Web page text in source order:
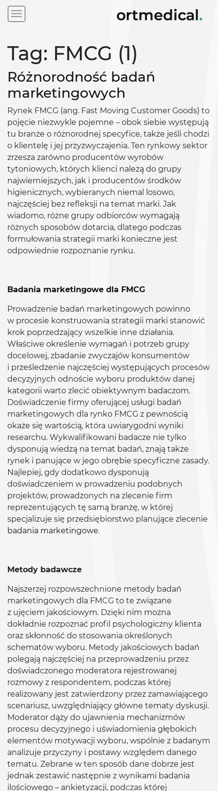
Tag: FMCG (1)
Różnorodność badań
marketingowych
Rynek FMCG (ang. Fast Moving Customer Goods) to
pojęcie niezwykle pojemne – obok siebie występują
tu branże o różnorodnej specyfice, także jeśli chodzi
o klientelę i jej przyzwyczajenia. Ten rynkowy sektor
zrzesza zarówno producentów wyrobów
tytoniowych, których klienci należą do grupy
najwierniejszych, jak i producentów środków
higienicznych, wybieranych niemal losowo,
najczęściej bez refleksji na temat marki. Jak
wiadomo, różne grupy odbiorców wymagają
różnych sposobów dotarcia, dlatego podczas
formułowania strategii marki konieczne jest
odpowiednie rozpoznanie rynku.
Badania marketingowe dla FMCG
Prowadzenie badań marketingowych powinno
w procesie konstruowania strategii marki stanowić
krok poprzedzający wszelkie inne działania.
Właściwe określenie wymagań i potrzeb grupy
docelowej, zbadanie zwyczajów konsumentów
i prześledzenie najczęściej występujących procesów
decyzyjnych odnoście wyboru produktów danej
kategorii warto zlecić obiektywnym badaczom.
Doświadczenie firmy oferującej usługi badań
marketingowych dla rynko FMCG z pewnością
okaże się wartością, która uwiarygodni wyniki
researchu. Wykwalifikowani badacze nie tylko
dysponują wiedzą na temat badań, znają także
rynek i panujące w jego obrębie specyficzne zasady.
Najlepiej, gdy dodatkowo dysponują
doświadczeniem w prowadzeniu podobnych
projektów, prowadzonych na zlecenie firm
reprezentujących tę samą branżę, w której
specjalizuje się przedsiębiorstwo planujące zlecenie
badania marketingowe.
Metody badawcze
Najszerzej rozpowszechnione metody badań
marketingowych dla FMCG to te związane
z ujęciem jakościowym. Dzięki nim można
dokładnie rozpoznać profil psychologiczny klienta
oraz skłonność do stosowania określonych
schematów wyboru. Metody jakościowych badań
polegają najczęściej na przeprowadzeniu przez
doświadczonego moderatora rejestrowanej
rozmowy z respondentem, podczas której
realizowany jest zatwierdzony przez zamawiającego
scenariusz, uwzględniający główne tematy dyskusji.
Moderator dąży do ujawnienia mechanizmów
procesu decyzyjnego i uświadomienia głębokich
elementów motywacji wyboru, wspólnie z badanym
analizuje przyczyny i postawy względem danego
tematu. Zebrane w ten sposób dane dobrze jest
jednak zestawić następnie z wynikami badania
ilościowego – ankietyzacji, podczas której